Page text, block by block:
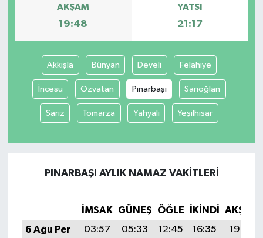
AKŞAM
19:48
YATSI
21:17
Akkışla Bünyan Develi Felahiye
İncesu Özvatan Pınarbaşı Sarıoğlan
Sarız Tomarza Yahyalı Yeşilhisar
PINARBAŞI AYLIK NAMAZ VAKITLERI
İMSAK GÜNEŞ ÖĞLE İKINDI
AKŞAM
6 Ağu Per
03:57 05:33 12:45 16:35
19:48
Havran
İvrindi
KENT GÜNDEMİ
Kepsut